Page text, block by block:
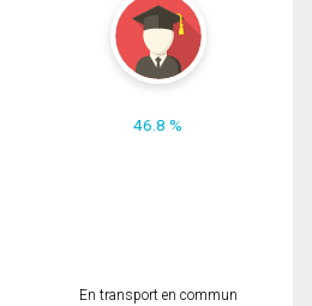
46.8 %
En transport en commun